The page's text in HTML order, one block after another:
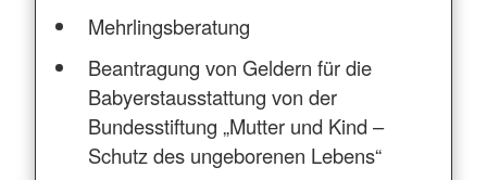
Mehrlingsberatung
Beantragung von Geldern für die
Babyerstausstattung von der
Bundesstiftung „Mutter und Kind –
Schutz des ungeborenen Lebens“